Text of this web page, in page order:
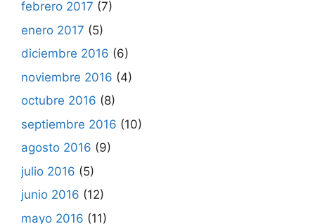
febrero 2017 (7)
enero 2017 (5)
diciembre 2016 (6)
noviembre 2016 (4)
octubre 2016 (8)
septiembre 2016 (10)
agosto 2016 (9)
julio 2016 (5)
junio 2016 (12)
mayo 2016 (11)